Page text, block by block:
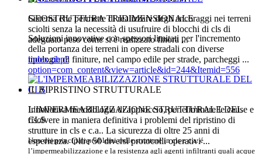
GEOSTRUTTURA TRIDIMENSIONALE
Soluzioni innovative con spessori limitati per l'incremento
della portanza dei terreni in opere stradali con diverse
tipologie di finiture, nel campo edile per strade, parcheggi ...
L'IMPERMEABILIZZAZIONE STRUTTURALE DEL
CLS
Uno dei principali problemi delle strutture in cls e c.a. é
l’impermeabilizzazione e la resistenza agli agenti infiltranti quali acque
Sistema che permette di realizzare degli ancoraggi nei terreni
sciolti senza la necessità di usufruire di blocchi di cls di
adeguato peso come si è realizzato finora ...
index.php?
option=com_content&view=article&id=244&Itemid=556
IL RIPRISTINO STRUTTURALE
Innovativa metodologia di approccio, per eliminare le cause e
risolvere in maniera definitiva i problemi del ripristino di
strutture in cls e c.a.. La sicurezza di oltre 25 anni di
esperienza. Oltre 50 diversi protocolli operativi ...